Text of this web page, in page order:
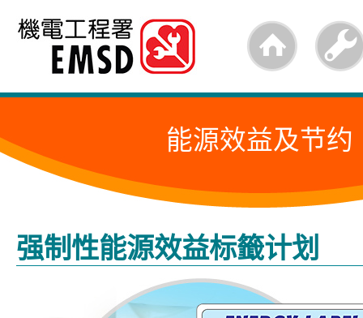
跳
内
的
始
能源效益及节约
强制性能源效益标籤计划